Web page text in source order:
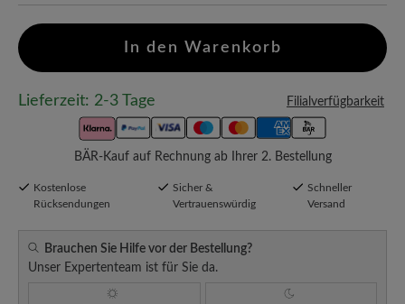
In den Warenkorb
Lieferzeit: 2-3 Tage Filialverfügbarkeit
BÄR-Kauf auf Rechnung ab Ihrer 2. Bestellung
Kostenlose
Rücksendungen
Sicher &
Vertrauenswürdig
Schneller
Versand
Brauchen Sie Hilfe vor der Bestellung?
Unser Expertenteam ist für Sie da.